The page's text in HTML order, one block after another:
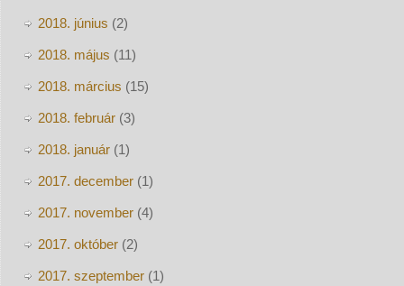
2018. június (2)
2018. május (11)
2018. március (15)
2018. február(3)
2018. január(1)
2017. december(1)
2017. november(4)
2017. október(2)
2017. szeptember(1)